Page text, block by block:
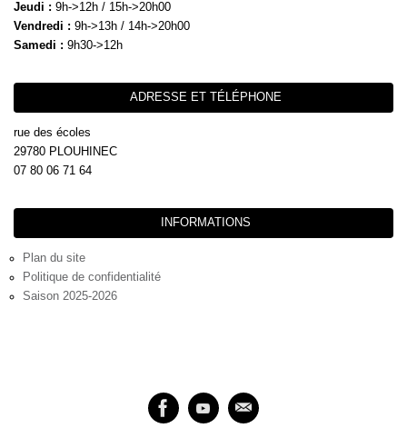
Jeudi : 9h->12h / 15h->20h00
Vendredi : 9h->13h / 14h->20h00
Samedi : 9h30->12h
ADRESSE ET TÉLÉPHONE
rue des écoles
29780 PLOUHINEC
07 80 06 71 64
INFORMATIONS
Plan du site
Politique de confidentialité
Saison 2025-2026